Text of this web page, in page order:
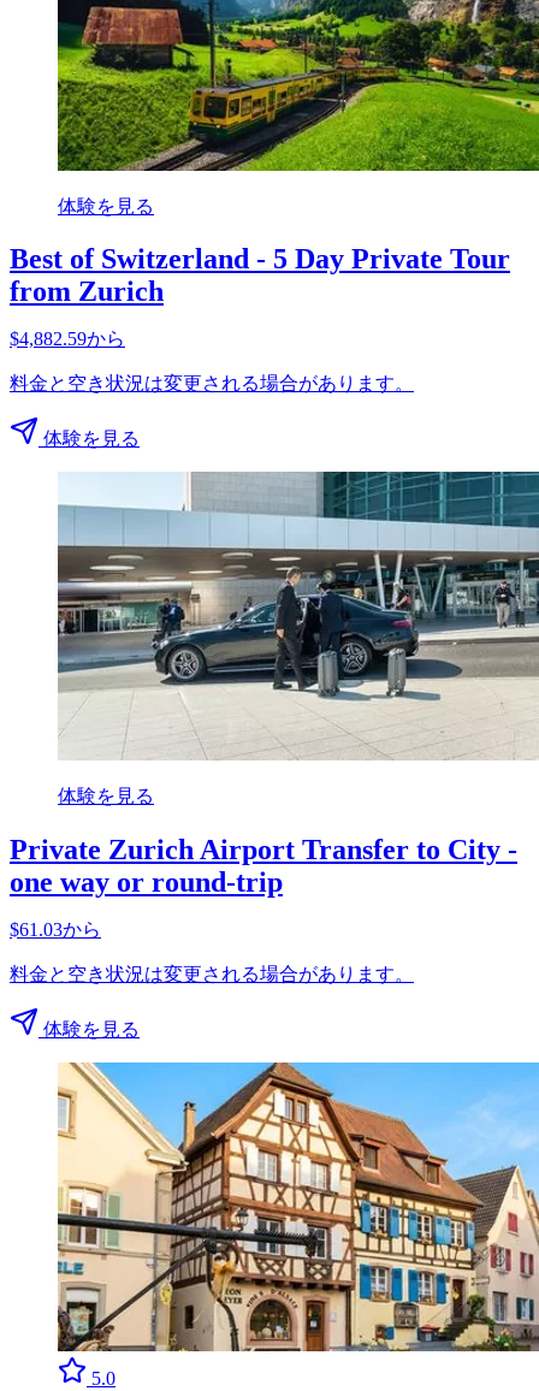
体験を見る
Best of Switzerland - 5 Day Private Tour
from Zurich
$4,882.59から
料金と空き状況は変更される場合があります。
体験を見る
体験を見る
Private Zurich Airport Transfer to City -
one way or round-trip
$61.03から
料金と空き状況は変更される場合があります。
体験を見る
5.0